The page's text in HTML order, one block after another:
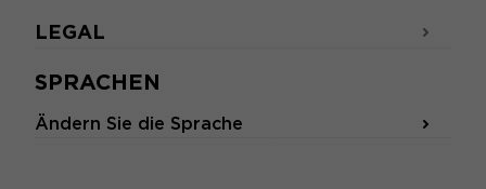
SPRACHEN
Ändern Sie die Sprache
LEGAL